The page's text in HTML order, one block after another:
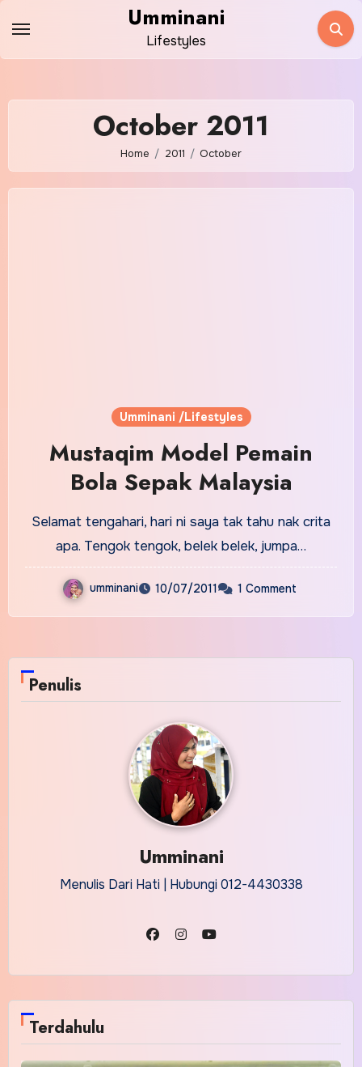
content
Umminani
Lifestyles
October 2011
Home 2011 October
Umminani /Lifestyles
Mustaqim Model Pemain
Bola Sepak Malaysia
Selamat tengahari, hari ni saya tak tahu nak crita
apa. Tengok tengok, belek belek, jumpa…
umminani 10/07/2011 1 Comment
Penulis
Umminani
Menulis Dari Hati | Hubungi 012-4430338
Terdahulu